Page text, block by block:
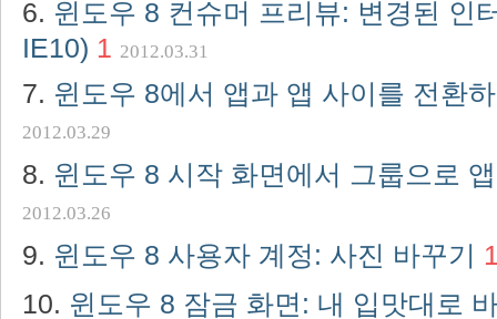
윈도우 8 컨슈머 프리뷰: 변경된 인
IE10) 1 2012.03.31
윈도우 8에서 앱과 앱 사이를 전환
2012.03.29
윈도우 8 시작 화면에서 그룹으로
2012.03.26
윈도우 8 사용자 계정: 사진 바꾸기
윈도우 8 잠금 화면: 내 입맛대로